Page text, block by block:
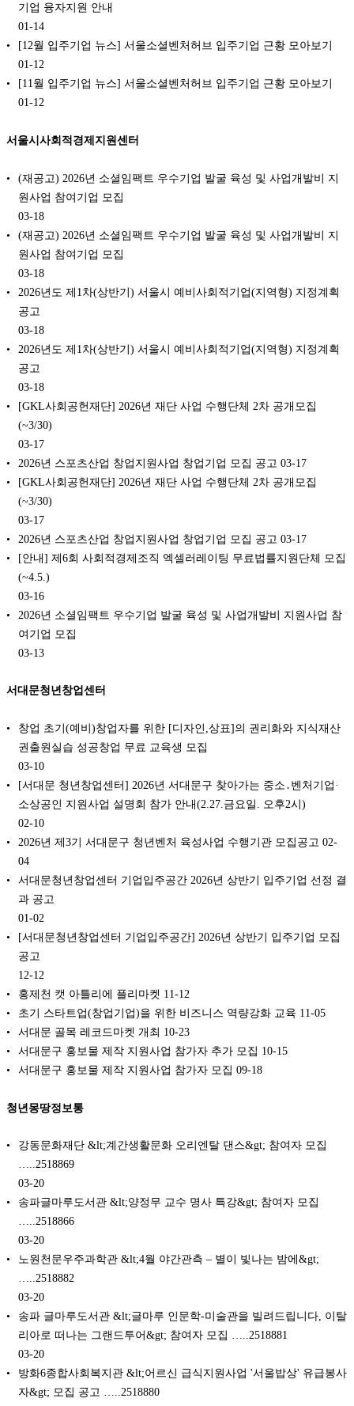
기업 융자지원 안내
01-14
[12월 입주기업 뉴스] 서울소셜벤처허브 입주기업 근황 모아보기
01-12
[11월 입주기업 뉴스] 서울소셜벤처허브 입주기업 근황 모아보기
01-12
서울시사회적경제지원센터
(재공고) 2026년 소셜임팩트 우수기업 발굴 육성 및 사업개발비 지
원사업 참여기업 모집
03-18
(재공고) 2026년 소셜임팩트 우수기업 발굴 육성 및 사업개발비 지
원사업 참여기업 모집
03-18
2026년도 제1차(상반기) 서울시 예비사회적기업(지역형) 지정계획
공고
03-18
2026년도 제1차(상반기) 서울시 예비사회적기업(지역형) 지정계획
공고
03-18
[GKL사회공헌재단] 2026년 재단 사업 수행단체 2차 공개모집
(~3/30)
03-17
2026년 스포츠산업 창업지원사업 창업기업 모집 공고 03-17
[GKL사회공헌재단] 2026년 재단 사업 수행단체 2차 공개모집
(~3/30)
03-17
2026년 스포츠산업 창업지원사업 창업기업 모집 공고 03-17
[안내] 제6회 사회적경제조직 엑셀러레이팅 무료법률지원단체 모집
(~4.5.)
03-16
2026년 소셜임팩트 우수기업 발굴 육성 및 사업개발비 지원사업 참
여기업 모집
03-13
서대문청년창업센터
창업 초기(예비)창업자를 위한 [디자인,상표]의 권리화와 지식재산
권출원실습 성공창업 무료 교육생 모집
03-10
[서대문 청년창업센터] 2026년 서대문구 찾아가는 중소․벤처기업·
소상공인 지원사업 설명회 참가 안내(2.27.금요일. 오후2시)
02-10
2026년 제3기 서대문구 청년벤처 육성사업 수행기관 모집공고 02-
04
서대문청년창업센터 기업입주공간 2026년 상반기 입주기업 선정 결
과 공고
01-02
[서대문청년창업센터 기업입주공간] 2026년 상반기 입주기업 모집
공고
12-12
홍제천 캣 아틀리에 플리마켓 11-12
초기 스타트업(창업기업)을 위한 비즈니스 역량강화 교육 11-05
서대문 골목 레코드마켓 개최 10-23
서대문구 홍보물 제작 지원사업 참가자 추가 모집 10-15
서대문구 홍보물 제작 지원사업 참가자 모집 09-18
청년몽땅정보통
강동문화재단 &lt;계간생활문화 오리엔탈 댄스&gt; 참여자 모집
…..2518869
03-20
송파글마루도서관 &lt;양정무 교수 명사 특강&gt; 참여자 모집
…..2518866
03-20
노원천문우주과학관 &lt;4월 야간관측 – 별이 빛나는 밤에&gt;
…..2518882
03-20
송파 글마루도서관 &lt;글마루 인문학-미술관을 빌려드립니다, 이탈
리아로 떠나는 그랜드투어&gt; 참여자 모집 …..2518881
03-20
방화6종합사회복지관 &lt;어르신 급식지원사업 '서울밥상' 유급봉사
자&gt; 모집 공고 …..2518880